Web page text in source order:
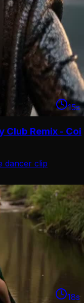
15s
Club Remix - Coi
dancer clip
18s